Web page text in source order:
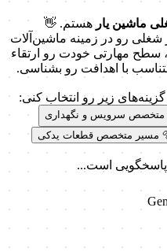
ماشین یار هستم. 👋
رو در زمینه ماشین‌آلات
سطح مهارتی خودت رو ارتقاء
با اهدافت رو بشناسی.
زیر رو انتخاب کنی:
سرویس و نگهداری
مسیر متخصص قطعات یدکی
پاسخگویی است...